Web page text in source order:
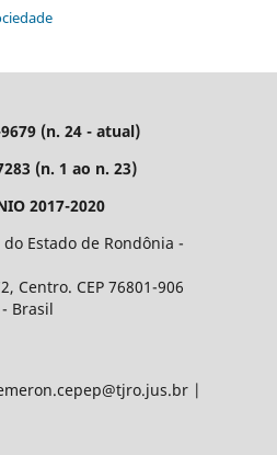
(n. 24 - atual)
(n. 1 ao n. 23)
2017-2020
Estado de Rondônia -
Centro. CEP 76801-906
Brasil
|